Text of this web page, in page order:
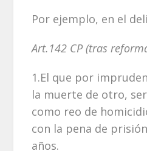
Por ejemplo, en el
Art.142 CP (tras
1.El que por
la muerte de otro,
como reo de
con la pena de
años.